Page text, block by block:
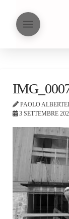
PAOLO
3 SETTEMBRE